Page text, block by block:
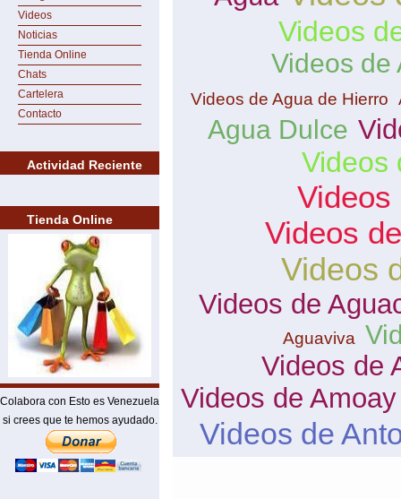
Videos
Noticias
Tienda Online
Chats
Cartelera
Contacto
Actividad Reciente
Tienda Online
Colabora con Esto es Venezuela
si crees que te hemos ayudado.
Videos
Videos de
Videos de Agua de Hierro
Agua Dulce
Videos
Videos
Videos
Videos
Videos de
Aguaviva
Videos de
Videos de Amoay
Videos de